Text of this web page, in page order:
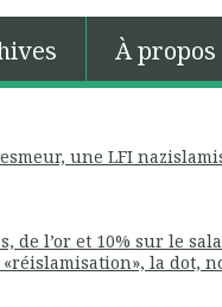
À propos
une LFI
de l’or et 10% sur le
la dot,